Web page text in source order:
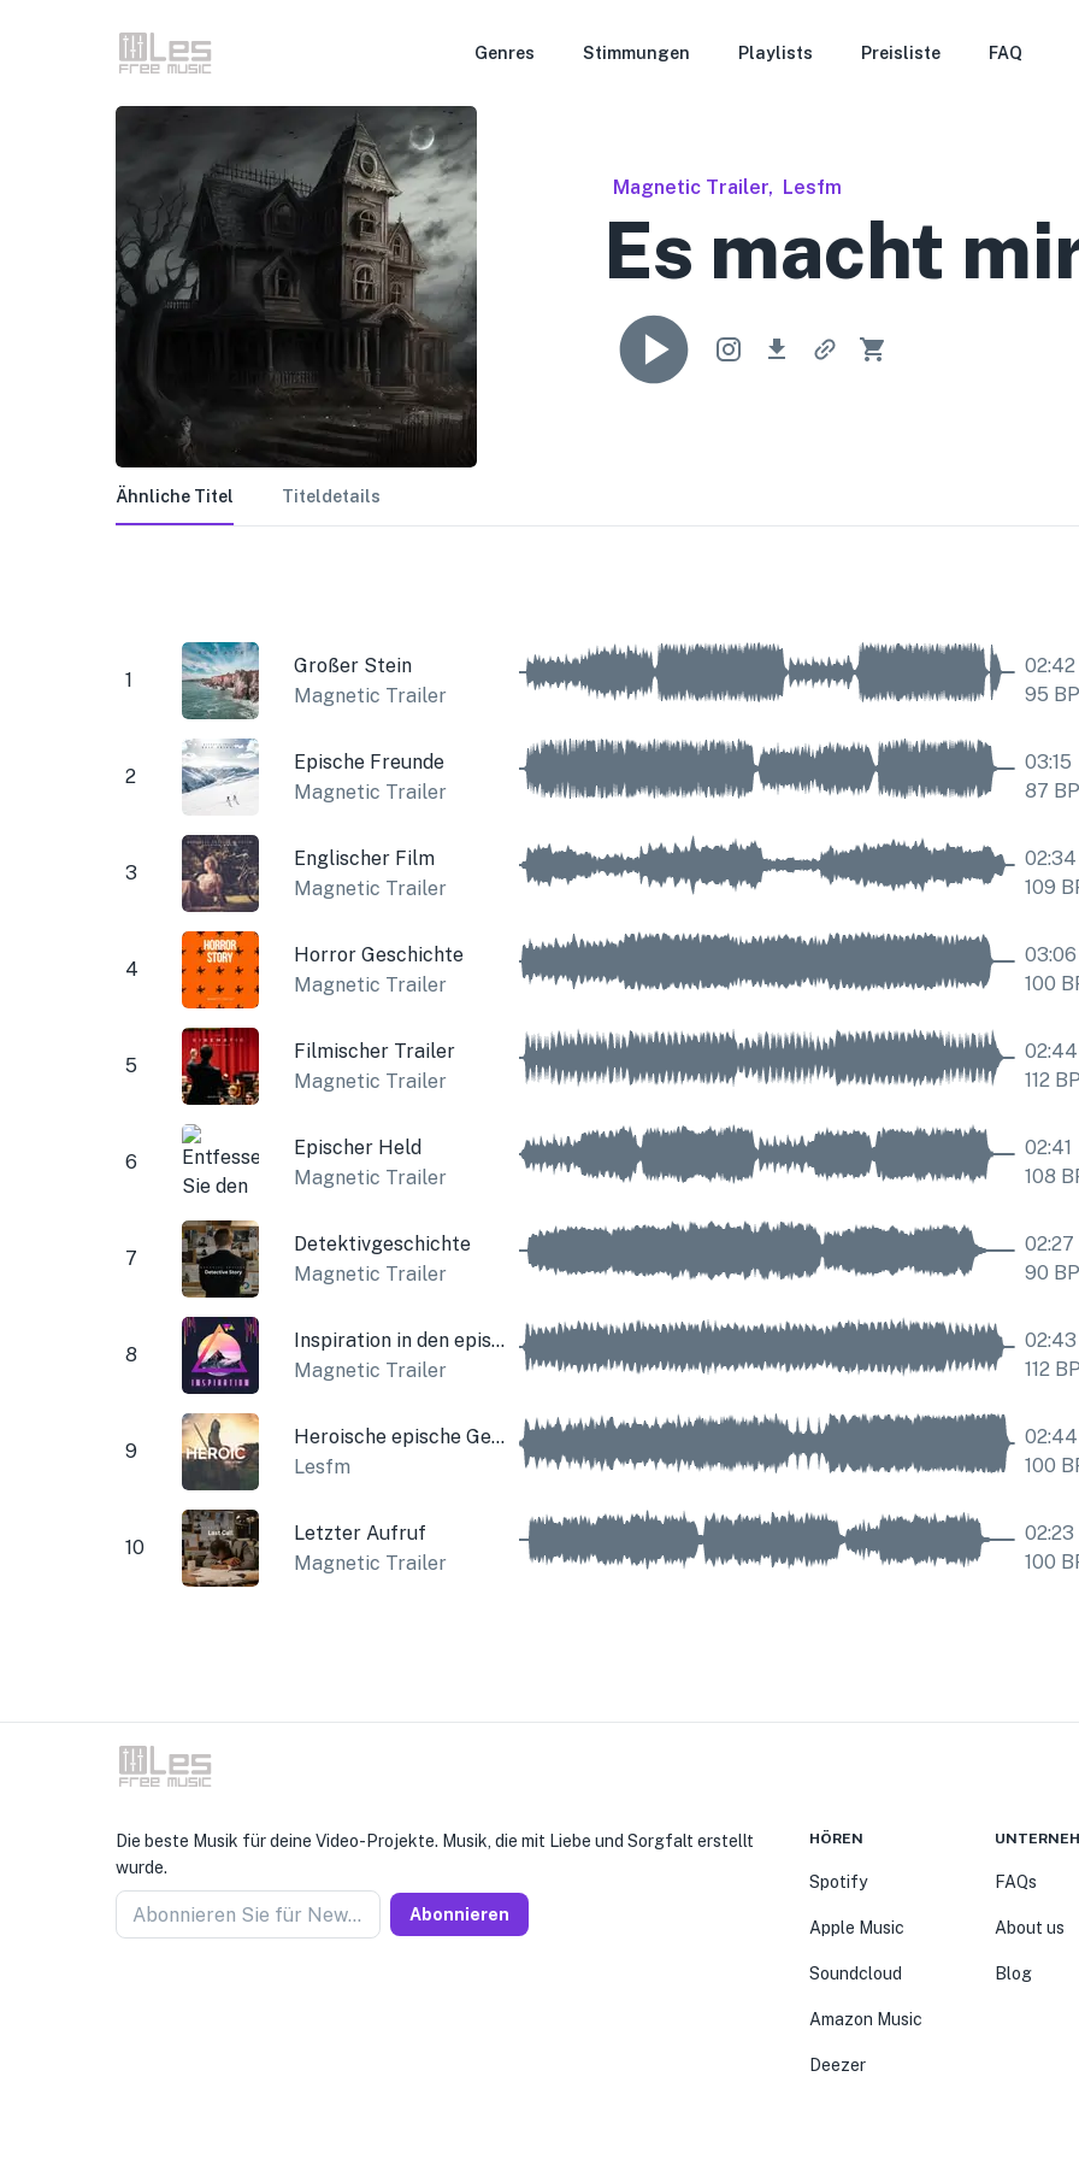
Genres Stimmungen Playlists Preisliste FAQ
Magnetic Trailer, Lesfm
Es macht
Ähnliche Titel Titeldetails
1
Großer Stein
Magnetic Trailer
02:42
95
2
Epische Freunde
Magnetic Trailer
03:15
87
3
Englischer Film
Magnetic Trailer
02:34
109
4
Horror Geschichte
Magnetic Trailer
03:06
100
5
Filmischer Trailer
Magnetic Trailer
02:44
112
6
Epischer Held
Magnetic Trailer
02:41
108
7
Detektivgeschichte
Magnetic Trailer
02:27
90
8
Inspiration in den epischen Bergen
Magnetic Trailer
02:43
112
9
Heroische epische Geschichte
Lesfm
02:44
100
10
Letzter Aufruf
Magnetic Trailer
02:23
100
Die beste Musik für deine Video-Projekte. Musik, die mit Liebe und Sorgfalt erstellt
wurde.
Abonnieren Sie für Newseller Abonnieren
HÖREN
Spotify
Apple Music
Soundcloud
Amazon Music
Deezer
FAQs
About us
Blog